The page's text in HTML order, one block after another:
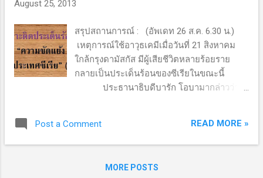
การเข้าไปเกี่ยวข้องกับสงครามใน
ตะวันออกกลาง หรือเปลี่ยนแปลงจุดยืนของเรา
ต่อซีเรีย หรือถลำลึกสู่ความขัดแย้ง” “ต้นเหตุ
จากอาวุธเคมี การใช้อาวุธเคมีนั้นไม่ถูกต้อง
และโลกไม่ควรยืนดูเฉยๆ” นาย Nick
August 25, 2013
สรุปสถานการณ์ : (อัพเดท 26 ส.ค. 6.30 น.)
เหตุการณ์ใช้อาวุธเคมีเมื่อวันที่ 21 สิงหาคม
ใกล้กรุงดามัสกัส มีผู้เสียชีวิตหลายร้อยราย
กลายเป็นประเด็นร้อนของซีเรียในขณะนี้
ประธานาธิบดีบารัก โอบามากล่าวว่า
ประเทศซีเรีย สหรัฐฯ อยู่ระหว่างการตรวจสอบ
ยืนยันว่าเหตุการณ์เป็นอย่างไร พร้อมกับยืนยัน
ก่อการร้าย รัฐบาลอังกฤษกับฝรั่งเศส
Post a Comment READ MORE »
MORE POSTS